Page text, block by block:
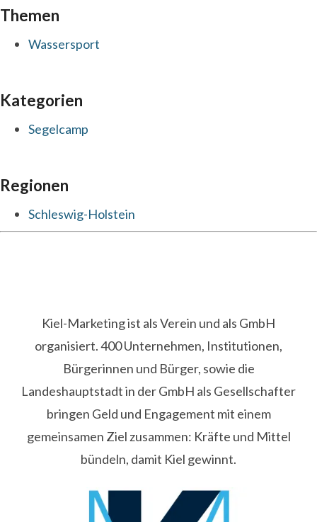
Themen
Wassersport
Kategorien
Segelcamp
Regionen
Schleswig-Holstein
Kiel-Marketing ist als Verein und als GmbH
organisiert. 400 Unternehmen, Institutionen,
Bürgerinnen und Bürger, sowie die
Landeshauptstadt in der GmbH als Gesellschafter
bringen Geld und Engagement mit einem
gemeinsamen Ziel zusammen: Kräfte und Mittel
bündeln, damit Kiel gewinnt.